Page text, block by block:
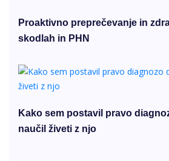
Proaktivno preprečevanje in
skodlah in PHN
Kako sem postavil pravo
naučil živeti z njo